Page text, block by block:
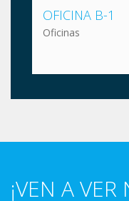
OFICINA B-1
Oficinas
¡VEN A VER